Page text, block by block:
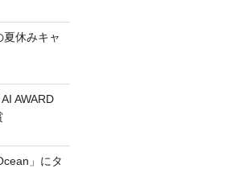
夏休みキャ
AWARD
」にタ